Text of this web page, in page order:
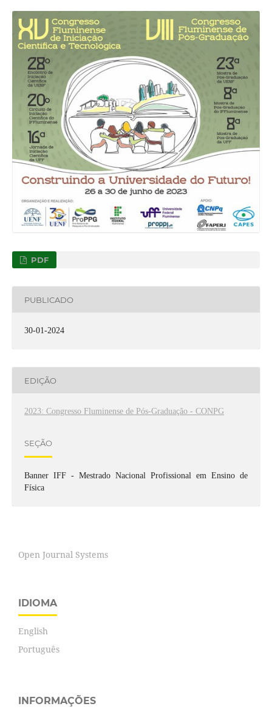
PDF
PUBLICADO
30-01-2024
EDIÇÃO
2023: Congresso Fluminense de Pós-Graduação - CONPG
SEÇÃO
Banner IFF - Mestrado Nacional Profissional em Ensino de
Física
Open Journal Systems
IDIOMA
English
Português
INFORMAÇÕES